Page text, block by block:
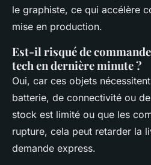
le graphiste, ce qui accélère
mise en production.
Est-il risqué de
tech en dernière minute ?
Oui, car ces objets
batterie, de connectivité ou
stock est limité ou que les
rupture, cela peut retarder la
demande express.